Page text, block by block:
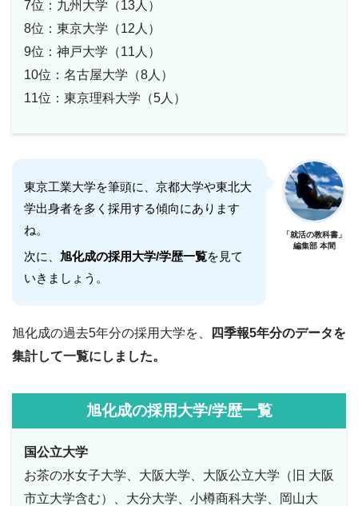
7位：九州大学（13人）
8位：東京大学（12人）
9位：神戸大学（11人）
10位：名古屋大学（8人）
11位：東京理科大学（5人）
東京工業大学を筆頭に、京都大学や東北大
学出身者を多く採用する傾向にあります
ね。
次に、 旭化成の採用大学/学歴一覧を見て
いきましょう。
「就活の教科書」
編集部 本間
旭化成の過去5年分の採用大学を、
四季報5年分のデータを
集計して一覧にしました。
旭化成の採用大学/学歴一覧
国公立大学
お茶の水女子大学、大阪大学、大阪公立大学（旧 大阪
市立大学含む）、大分大学、小樽商科大学、岡山大